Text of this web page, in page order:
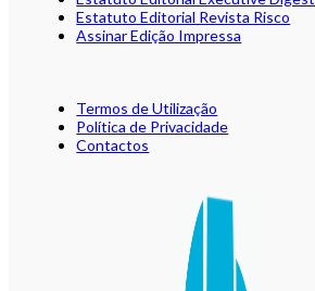
Estatuto Editorial Revista Risco
Assinar Edição Impressa
Termos de Utilização
Política de Privacidade
Contactos